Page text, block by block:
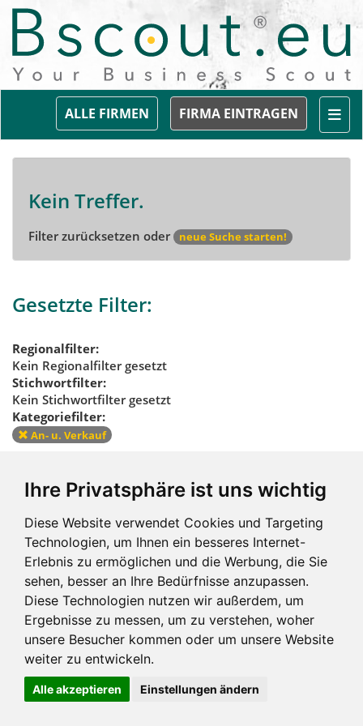
Ihre Privatsphäre ist uns wichtig
Diese Website verwendet Cookies und Targeting
Technologien, um Ihnen ein besseres Internet-
Erlebnis zu ermöglichen und die Werbung, die Sie
sehen, besser an Ihre Bedürfnisse anzupassen.
Diese Technologien nutzen wir außerdem, um
Ergebnisse zu messen, um zu verstehen, woher
unsere Besucher kommen oder um unsere Website
weiter zu entwickeln.
Alle akzeptieren Einstellungen ändern
FIRMA EINTRAGEN
ALLE FIRMEN
Kein Treffer.
Filter zurücksetzen oder neue Suche starten!
Gesetzte Filter:
Regionalfilter:
Kein Regionalfilter gesetzt
Stichwortfilter:
Kein Stichwortfilter gesetzt
Kategoriefilter:
An- u. Verkauf
Kategoriefilter
zurücksetzen
Impressum und mehr